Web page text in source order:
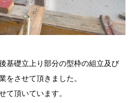
基礎立上り部分の型枠の組立及び
をさせて頂きました。
て頂いています。